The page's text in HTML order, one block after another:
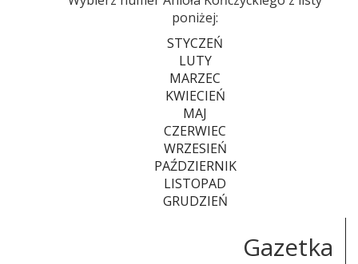
poniżej:
STYCZEŃ
LUTY
MARZEC
KWIECIEŃ
MAJ
CZERWIEC
WRZESIEŃ
PAŹDZIERNIK
LISTOPAD
GRUDZIEŃ
Gazetka